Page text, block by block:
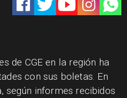
de CGE en la región ha
con sus boletas. En
según informes recibidos